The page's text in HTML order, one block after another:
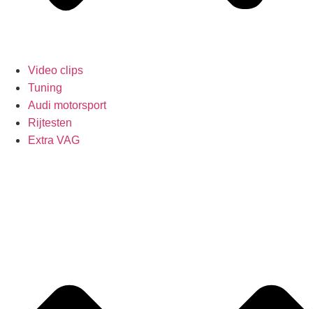
Video clips
Tuning
Audi motorsport
Rijtesten
Extra VAG